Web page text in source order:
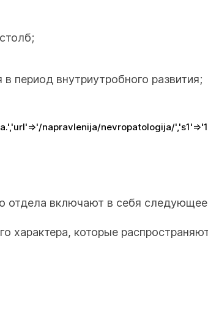
период внутриутробного развития;
napravlenija/nevropatologija/
отдела включают в себя
характера, которые